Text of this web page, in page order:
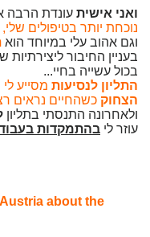
ואני אישית עונדת הרבה
נוכחת יותר בטיפולים
וגם אהוב עלי במיוחד הוא
בעניין החיבור ליצירתיות
בכול עשייה בחיי...
התליון לנסיעות מסייע
הצחוק כשהחיים נראים
ולאחרונה התנסתי בתליון
עוזר לי בהתמקדות
about the